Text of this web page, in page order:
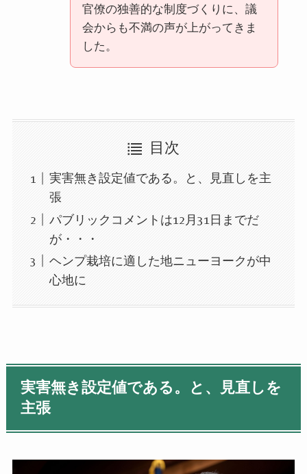
官僚の独善的な制度づくりに、議
会からも不満の声が上がってきま
した。
目次
実害無き設定値である。と、見直しを主
張
パブリックコメントは12月31日までだ
が・・・
ヘンプ栽培に適した地ニューヨークが中
心地に
実害無き設定値である。と、見直しを
主張